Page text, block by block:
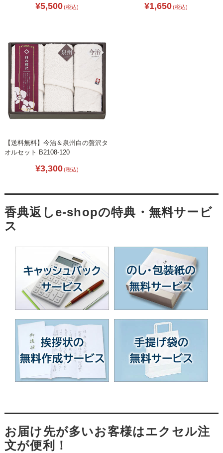
¥5,500(税込) ¥1,650(税込)
【送料無料】今治＆泉州白の贅沢タ
オルセット B2108-120
¥3,300(税込)
香典返しe-shopの特典・無料サービ
ス
お届け先が多いお客様はエクセル注
文が便利！